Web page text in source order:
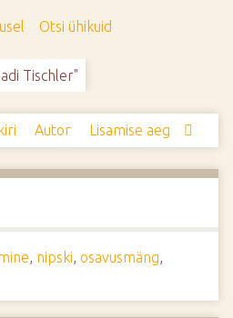
Otsi ühikuid
Tischler"
Autor Lisamise aeg
, nipski, osavusmäng,